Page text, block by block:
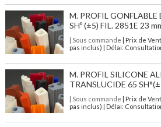
M. PROFIL
SHº (±5) FIL. 2851E 23
| Sous commande | Prix de
pas inclus) | Délai:
M. PROFIL SILICONE
TRANSLUCIDE 65
| Sous commande | Prix de
pas inclus) | Délai: